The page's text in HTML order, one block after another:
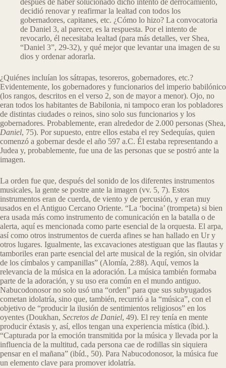
después de haber solucionado dicho intento de derrocamiento,
decidió renovar y reafirmar la lealtad con todos los
gobernadores, capitanes, etc. ¿Cómo lo hizo? La convocatoria
de Daniel 3, al parecer, es la respuesta. Por el intento de
revocarlo, él necesitaba lealtad (para más detalles, ver Shea,
“Daniel 3”, 29-32), y qué mejor que levantar una imagen de su
dios y ordenar adorarla.
¿Quiénes incluían los sátrapas, tesoreros, gobernadores, etc.?
Evidentemente, los gobernadores y funcionarios del imperio babilónico
(los rangos, descritos en el verso 2, son de mayor a menor). Ojo, no
eran todos los habitantes de Babilonia, ni tampoco eran los pobladores
de distintas ciudades o reinos, sino solo sus funcionarios y los
gobernadores. Probablemente, eran alrededor de 2.000 personas (Shea,
Daniel, 75). Por supuesto, entre ellos estaba el rey Sedequías, quien
comenzó a gobernar desde el año 597 a.C. Él estaba representando a
Judea y, probablemente, fue una de las personas que se postró ante la
imagen.
La orden fue que, después del sonido de los diferentes instrumentos
musicales, la gente se postre ante la imagen (vv. 5, 7). Estos
instrumentos eran de cuerda, de viento y de percusión, y eran muy
usados en el Antiguo Cercano Oriente. “La ‘bocina’ (trompeta) si bien
era usada más como instrumento de comunicación en la batalla o de
alerta, aquí es mencionada como parte esencial de la orquesta. El arpa,
así como otros instrumentos de cuerda afines se han hallado en Ur y
otros lugares. Igualmente, las excavaciones atestiguan que las flautas y
tamboriles eran parte esencial del arte musical de la región, sin olvidar
de los címbalos y campanillas” (Alomía, 2:88). Aquí, vemos la
relevancia de la música en la adoración. La música también formaba
parte de la adoración, y su uso era común en el mundo antiguo.
Nabucodonosor no solo usó una “orden” para que sus subyugados
cometan idolatría, sino que, también, recurrió a la “música”, con el
objetivo de “producir la ilusión de sentimientos religiosos” en los
oyentes (Doukhan, Secretos de Daniel, 49). El rey tenía en mente
producir éxtasis y, así, ellos tengan una experiencia mística (íbid.).
“Capturada por la emoción transmitida por la música y llevada por la
influencia de la multitud, cada persona cae de rodillas sin siquiera
pensar en el mañana” (ibíd., 50). Para Nabucodonosor, la música fue
un elemento clave para promover idolatría.